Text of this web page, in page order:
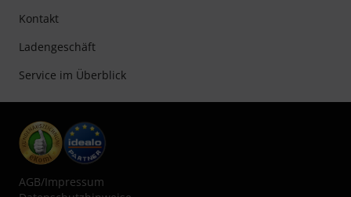
Kontakt
Ladengeschäft
Service im Überblick
AGB/Impressum